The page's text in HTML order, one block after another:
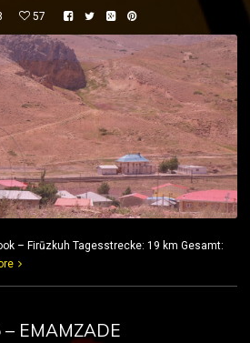
57
– Firūzkuh Tagesstrecke: 19 km Gesamt:
– EMAMZADE